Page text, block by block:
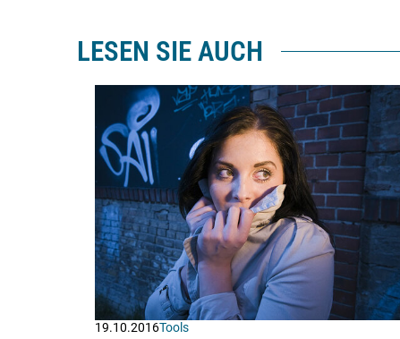
LESEN SIE AUCH
19.10.2016Tools